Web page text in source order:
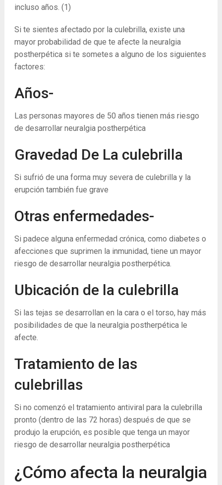
incluso años. (1)
Si te sientes afectado por la culebrilla, existe una
mayor probabilidad de que te afecte la neuralgia
postherpética si te sometes a alguno de los siguientes
factores:
Años-
Las personas mayores de 50 años tienen más riesgo
de desarrollar neuralgia postherpética
Gravedad De La culebrilla
Si sufrió de una forma muy severa de culebrilla y la
erupción también fue grave
Otras enfermedades-
Si padece alguna enfermedad crónica, como diabetes o
afecciones que suprimen la inmunidad, tiene un mayor
riesgo de desarrollar neuralgia postherpética.
Ubicación de la culebrilla
Si las tejas se desarrollan en la cara o el torso, hay más
posibilidades de que la neuralgia postherpética le
afecte.
Tratamiento de las
culebrillas
Si no comenzó el tratamiento antiviral para la culebrilla
pronto (dentro de las 72 horas) después de que se
produjo la erupción, es posible que tenga un mayor
riesgo de desarrollar neuralgia postherpética
¿Cómo afecta la neuralgia